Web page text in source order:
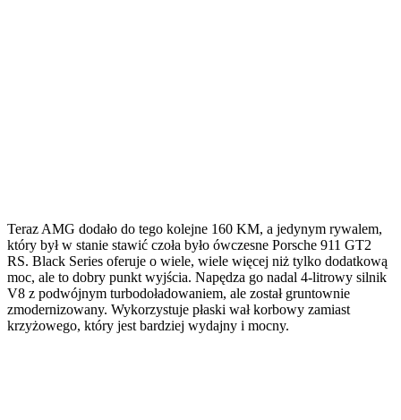
Teraz AMG dodało do tego kolejne 160 KM, a jedynym rywalem,
który był w stanie stawić czoła było ówczesne Porsche 911 GT2
RS. Black Series oferuje o wiele, wiele więcej niż tylko dodatkową
moc, ale to dobry punkt wyjścia. Napędza go nadal 4-litrowy silnik
V8 z podwójnym turbodoładowaniem, ale został gruntownie
zmodernizowany. Wykorzystuje płaski wał korbowy zamiast
krzyżowego, który jest bardziej wydajny i mocny.